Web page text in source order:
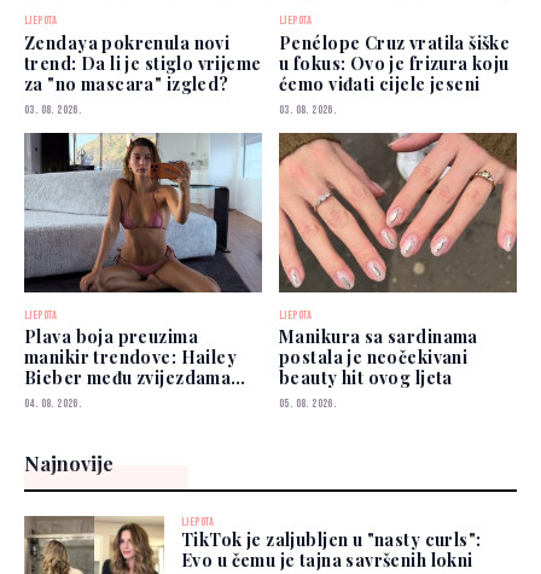
LJEPOTA
Zendaya pokrenula novi
trend: Da li je stiglo vrijeme
za "no mascara" izgled?
03. 08. 2026.
LJEPOTA
Penélope Cruz vratila šiške
u fokus: Ovo je frizura koju
ćemo viđati cijele jeseni
03. 08. 2026.
LJEPOTA
Plava boja preuzima
manikir trendove: Hailey
Bieber među zvijezdama
koje je već nose
04. 08. 2026.
LJEPOTA
Manikura sa sardinama
postala je neočekivani
beauty hit ovog ljeta
05. 08. 2026.
Najnovije
LJEPOTA
TikTok je zaljubljen u "nasty curls":
Evo u čemu je tajna savršenih lokni